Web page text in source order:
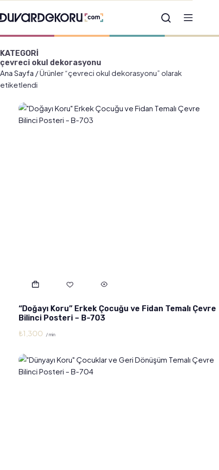
KATEGORİ
çevreci okul dekorasyonu
Ana Sayfa / Ürünler “çevreci okul dekorasyonu” olarak
etiketlendi
“Doğayı Koru” Erkek Çocuğu ve Fidan Temalı Çevre
Bilinci Posteri – B-703
₺1,300 / min